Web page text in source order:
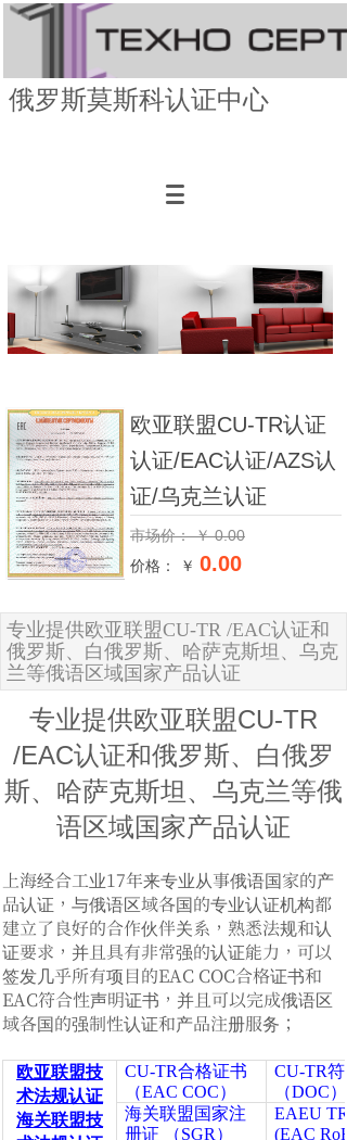
俄罗斯莫斯科认证中心
欧亚联盟CU-TR认证
认证/EAC认证/AZS认
证/乌克兰认证
市场价： ￥0.00
价格： ￥ 0.00
专业提供欧亚联盟CU-TR /EAC认证和
俄罗斯、白俄罗斯、哈萨克斯坦、乌克
兰等俄语区域国家产品认证
专业提供欧亚联盟CU-TR
/EAC认证和俄罗斯、白俄罗
斯、哈萨克斯坦、乌克兰等俄
语区域国家产品认证
上海经合工业17年来专业从事俄语国家的产
品认证，与俄语区域各国的专业认证机构都
建立了良好的合作伙伴关系，熟悉法规和认
证要求，并且具有非常强的认证能力，可以
签发几乎所有项目的EAC COC合格证书和
EAC符合性声明证书，并且可以完成俄语区
域各国的强制性认证和产品注册服务；
欧亚联盟技
术法规认证
海关联盟技
CU-TR合格证书
（EAC COC）
CU-TR符
（DOC）
海关联盟国家注
册证 （SGR）
EAEU TR
(EAC